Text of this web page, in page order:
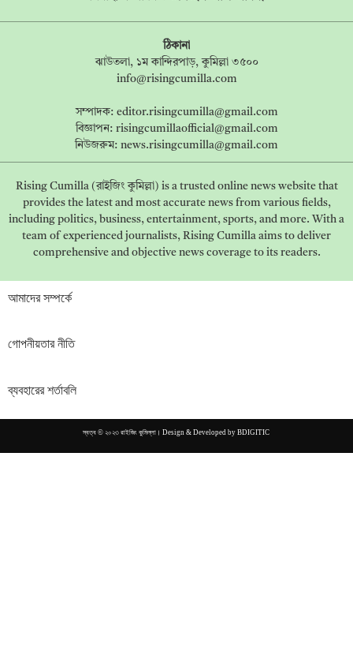
ঠিকানা
ঝাউতলা, ১ম কান্দিরপাড়, কুমিল্লা ৩৫০০
info@risingcumilla.com
সম্পাদক: editor.risingcumilla@gmail.com
বিজ্ঞাপন: risingcumillaofficial@gmail.com
নিউজরুম: news.risingcumilla@gmail.com
Rising Cumilla (রাইজিং কুমিল্লা) is a trusted online news website that
provides the latest and most accurate news from various fields,
including politics, business, entertainment, sports, and more. With a
team of experienced journalists, Rising Cumilla aims to deliver
comprehensive and objective news coverage to its readers.
আমাদের সম্পর্কে
গোপনীয়তার নীতি
ব্যবহারের শর্তাবলি
স্বত্ব © ২০২৩ রাইজিং কুমিল্লা। Design & Developed by BDIGITIC